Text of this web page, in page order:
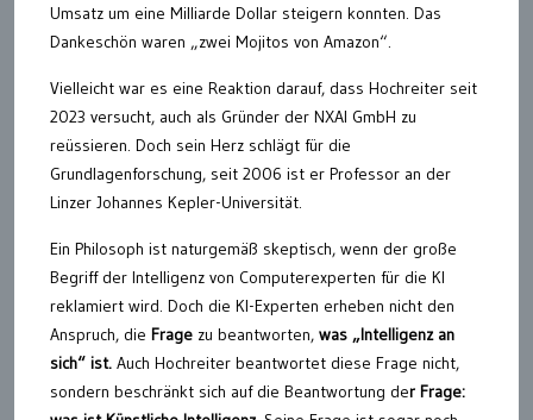
Umsatz um eine Milliarde Dollar steigern konnten. Das
Dankeschön waren „zwei Mojitos von Amazon“.
Vielleicht war es eine Reaktion darauf, dass Hochreiter seit
2023 versucht, auch als Gründer der NXAI GmbH zu
reüssieren. Doch sein Herz schlägt für die
Grundlagenforschung, seit 2006 ist er Professor an der
Linzer Johannes Kepler-Universität.
Ein Philosoph ist naturgemäß skeptisch, wenn der große
Begriff der Intelligenz von Computerexperten für die KI
reklamiert wird. Doch die KI-Experten erheben nicht den
Anspruch, die Frage zu beantworten, was „Intelligenz an
sich“ ist. Auch Hochreiter beantwortet diese Frage nicht,
sondern beschränkt sich auf die Beantwortung der Frage: